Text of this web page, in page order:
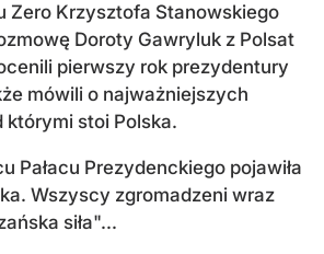
Zero Krzysztofa Stanowskiego
Doroty Gawryluk z Polsat
pierwszy rok prezydentury
mówili o najważniejszych
stoi Polska.
Pałacu Prezydenckiego pojawiła
Wszyscy zgromadzeni wraz
siła"...